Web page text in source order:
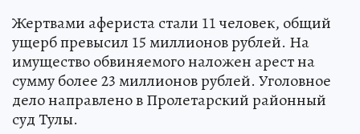
Жертвами афериста стали 11 человек, общий
ущерб превысил 15 миллионов рублей. На
имущество обвиняемого наложен арест на
сумму более 23 миллионов рублей. Уголовное
дело направлено в Пролетарский районный
суд Тулы.